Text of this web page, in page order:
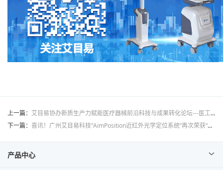
上一篇： 艾目易协办新质生产力赋能医疗器械前沿科技与成果转化论坛---医工融合与创智发展
下一篇： 喜讯！广州艾目易科技“AimPosition近红外光学定位系统”再次荣获“广东省名优高新技术产品”称号
产品中心